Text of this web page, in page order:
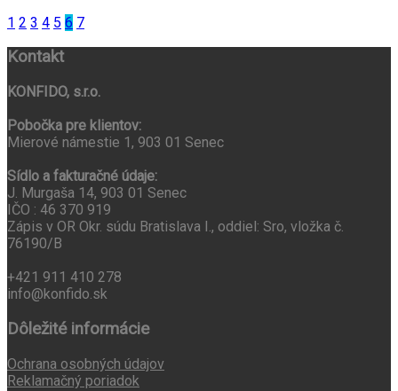
1 2 3 4 5 6 7
Kontakt
KONFIDO, s.r.o.
Pobočka pre klientov:
Mierové námestie 1, 903 01 Senec
Sídlo a fakturačné údaje:
J. Murgaša 14, 903 01 Senec
IČO : 46 370 919
Zápis v OR Okr. súdu Bratislava I., oddiel: Sro, vložka č.
76190/B
+421 911 410 278
info@konfido.sk
Dôležité informácie
Ochrana osobných údajov
Reklamačný poriadok